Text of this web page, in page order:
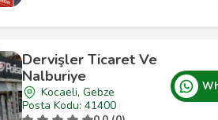
Dervişler Ticaret Ve
Nalburiye
Kocaeli, Gebze
Posta Kodu: 41400